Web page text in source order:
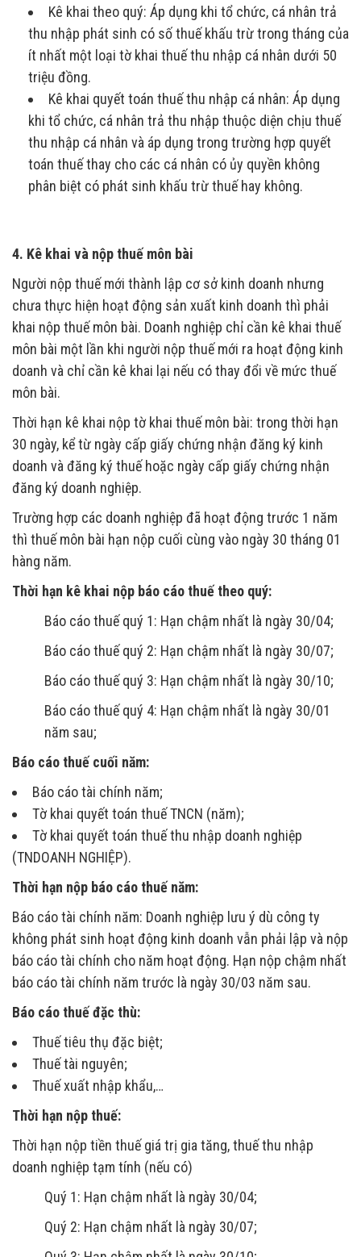
Kê khai theo quý: Áp dụng khi tổ chức, cá nhân trả
thu nhập phát sinh có số thuế khấu trừ trong tháng của
ít nhất một loại tờ khai thuế thu nhập cá nhân dưới 50
triệu đồng.
Kê khai quyết toán thuế thu nhập cá nhân: Áp dụng
khi tổ chức, cá nhân trả thu nhập thuộc diện chịu thuế
thu nhập cá nhân và áp dụng trong trường hợp quyết
toán thuế thay cho các cá nhân có ủy quyền không
phân biệt có phát sinh khấu trừ thuế hay không.
4. Kê khai và nộp thuế môn bài
Người nộp thuế mới thành lập cơ sở kinh doanh nhưng
chưa thực hiện hoạt động sản xuất kinh doanh thì phải
khai nộp thuế môn bài. Doanh nghiệp chỉ cần kê khai thuế
môn bài một lần khi người nộp thuế mới ra hoạt động kinh
doanh và chỉ cần kê khai lại nếu có thay đổi về mức thuế
môn bài.
Thời hạn kê khai nộp tờ khai thuế môn bài: trong thời hạn
30 ngày, kể từ ngày cấp giấy chứng nhận đăng ký kinh
doanh và đăng ký thuế hoặc ngày cấp giấy chứng nhận
đăng ký doanh nghiệp.
Trường hợp các doanh nghiệp đã hoạt động trước 1 năm
thì thuế môn bài hạn nộp cuối cùng vào ngày 30 tháng 01
hàng năm.
Thời hạn kê khai nộp báo cáo thuế theo quý:
Báo cáo thuế quý 1: Hạn chậm nhất là ngày 30/04;
Báo cáo thuế quý 2: Hạn chậm nhất là ngày 30/07;
Báo cáo thuế quý 3: Hạn chậm nhất là ngày 30/10;
Báo cáo thuế quý 4: Hạn chậm nhất là ngày 30/01
năm sau;
Báo cáo thuế cuối năm:
Báo cáo tài chính năm;
Tờ khai quyết toán thuế TNCN (năm);
Tờ khai quyết toán thuế thu nhập doanh nghiệp
(TNDOANH NGHIỆP).
Thời hạn nộp báo cáo thuế năm:
Báo cáo tài chính năm: Doanh nghiệp lưu ý dù công ty
không phát sinh hoạt động kinh doanh vẫn phải lập và nộp
báo cáo tài chính cho năm hoạt động. Hạn nộp chậm nhất
báo cáo tài chính năm trước là ngày 30/03 năm sau.
Báo cáo thuế đặc thù:
Thuế tiêu thụ đặc biệt;
Thuế tài nguyên;
Thuế xuất nhập khẩu,…
Thời hạn nộp thuế:
Thời hạn nộp tiền thuế giá trị gia tăng, thuế thu nhập
doanh nghiệp tạm tính (nếu có)
Quý 1: Hạn chậm nhất là ngày 30/04;
Quý 2: Hạn chậm nhất là ngày 30/07;